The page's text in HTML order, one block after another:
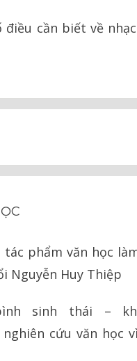
điều cần biết về
tác phẩm văn học
Nguyễn Huy Thiệp
sinh thái –
cứu văn học